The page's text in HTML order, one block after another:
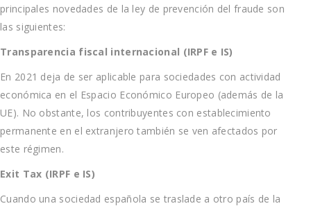
principales novedades de la ley de prevención del fraude son
las siguientes:
Transparencia fiscal internacional (IRPF e IS)
En 2021 deja de ser aplicable para sociedades con actividad
económica en el Espacio Económico Europeo (además de la
UE). No obstante, los contribuyentes con establecimiento
permanente en el extranjero también se ven afectados por
este régimen.
Exit Tax (IRPF e IS)
Cuando una sociedad española se traslade a otro país de la